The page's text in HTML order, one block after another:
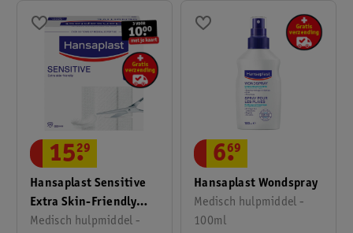
Hansaplast Sensitive
Extra Skin-Friendly
Pleisters
Medisch hulpmiddel -
15.
29
Hansaplast Wondspray
Medisch hulpmiddel -
100ml
6.
69